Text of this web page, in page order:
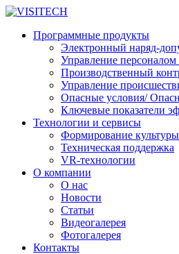
Программные продукты
Электронный наряд-
Управление
Производственный
Управление
Опасные условия/
Ключевые показатели
Технологии и сервисы
Формирование культуры
Техническая поддержка
VR-технологии
О компании
О нас
Новости
Статьи
Видеогалерея
Фотогалерея
Контакты